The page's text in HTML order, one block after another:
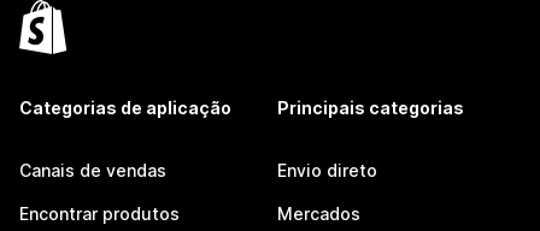
Categorias de aplicação
Canais de vendas
Encontrar produtos
Principais categorias
Envio direto
Mercados